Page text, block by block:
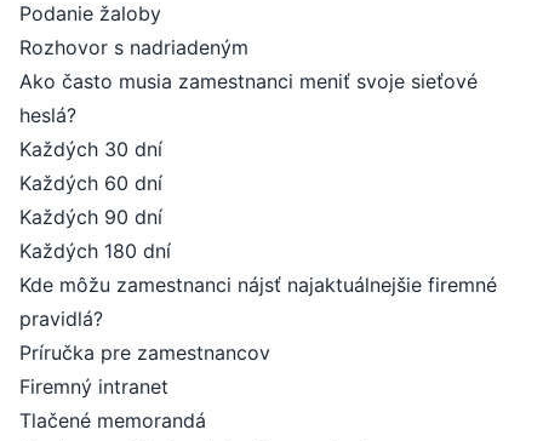
Podanie žaloby
Rozhovor s nadriadeným
Ako často musia zamestnanci meniť svoje sieťové
heslá?
Každých 30 dní
Každých 60 dní
Každých 90 dní
Každých 180 dní
Kde môžu zamestnanci nájsť najaktuálnejšie firemné
pravidlá?
Príručka pre zamestnancov
Firemný intranet
Tlačené memorandá